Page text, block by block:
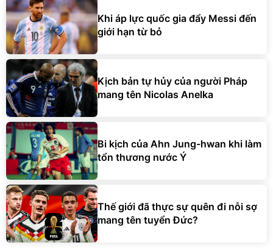
Khi áp lực quốc gia đẩy Messi đến
giới hạn từ bỏ
Kịch bản tự hủy của người Pháp
mang tên Nicolas Anelka
Bi kịch của Ahn Jung-hwan khi làm
tổn thương nước Ý
Thế giới đã thực sự quên đi nỗi sợ
mang tên tuyển Đức?